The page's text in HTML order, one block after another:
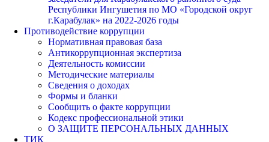
Республики Ингушетия по МО «Городской округ
г.Карабулак» на 2022-2026 годы
Противодействие коррупции
Нормативная правовая база
Антикоррупционная экспертиза
Деятельность комиссии
Методические материалы
Сведения о доходах
Формы и бланки
Сообщить о факте коррупции
Кодекс профессиональной этики
О ЗАЩИТЕ ПЕРСОНАЛЬНЫХ ДАННЫХ
ТИК